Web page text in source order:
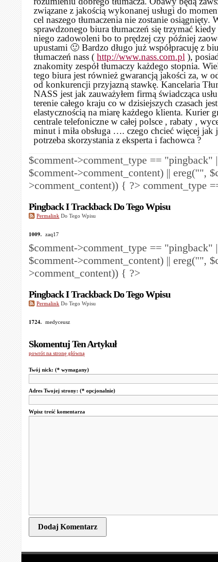
związane z jakością wykonanej usługi do
cel naszego tłumaczenia nie zostanie osiągnięty.
sprawdzonego biura tłumaczeń się trzymać kiedy
niego zadowoleni bo to prędzej czy później
upustami 🙂 Bardzo długo już współpracuję z
tłumaczeń nass ( http://www.nass.com.pl ),
znakomity zespół tłumaczy każdego stopnia.
tego biura jest również gwarancją jakości za, w
od konkurencji przyjazną stawkę. Kancelaria
NASS jest jak zauważyłem firmą świadcząca
terenie całego kraju co w dzisiejszych czasach jest
elastycznością na miarę każdego klienta. Kurier
centrale telefoniczne w całej polsce , rabaty ,
minut i miła obsługa …. czego chcieć więcej jak
potrzeba skorzystania z eksperta i fachowca ?
$comment->comment_type == "pingback"
$comment->comment_content) || ereg("",
>comment_content)) { ?>
Pingback I Trackback Do Tego Wpisu
Permalink Do Tego Wpisu
1009. zaq17
comment_type
$comment->comment_type == "pingback"
$comment->comment_content) || ereg("",
>comment_content)) { ?>
Pingback I Trackback Do Tego Wpisu
Permalink Do Tego Wpisu
1724. medyceusz
Skomentuj Ten Artykuł
powrót na stronę główną
Twój nick: (* wymagany)
Adres Twojej strony: (* opcjonalnie)
Wpisz treść komentarza